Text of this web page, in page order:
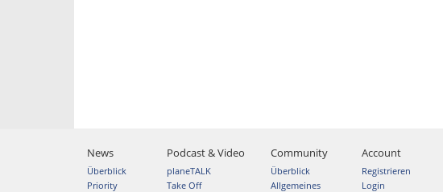
News
Überblick
Priority
Podcast & Video
planeTALK
Take Off
Community
Überblick
Allgemeines
Account
Registrieren
Login